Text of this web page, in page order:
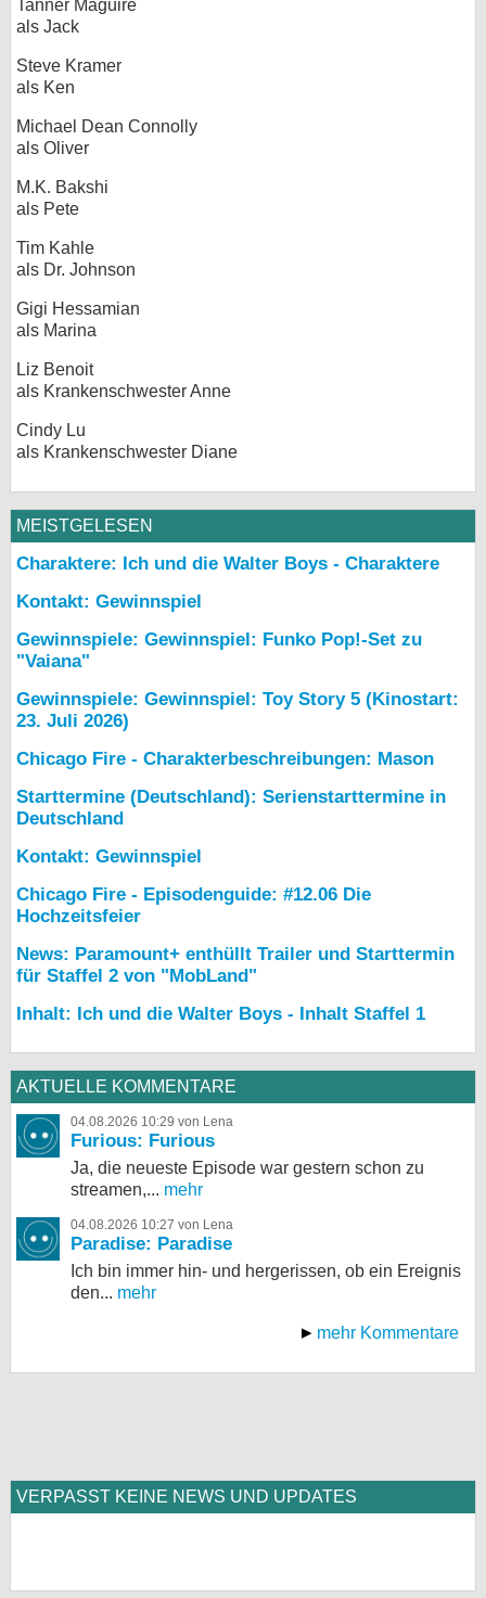
Tanner Maguire
als Jack
Steve Kramer
als Ken
Michael Dean Connolly
als Oliver
M.K. Bakshi
als Pete
Tim Kahle
als Dr. Johnson
Gigi Hessamian
als Marina
Liz Benoit
als Krankenschwester Anne
Cindy Lu
als Krankenschwester Diane
MEISTGELESEN
Charaktere: Ich und die Walter Boys - Charaktere
Kontakt: Gewinnspiel
Gewinnspiele: Gewinnspiel: Funko Pop!-Set zu
"Vaiana"
Gewinnspiele: Gewinnspiel: Toy Story 5 (Kinostart:
23. Juli 2026)
Chicago Fire - Charakterbeschreibungen: Mason
Starttermine (Deutschland): Serienstarttermine in
Deutschland
Kontakt: Gewinnspiel
Chicago Fire - Episodenguide: #12.06 Die
Hochzeitsfeier
News: Paramount+ enthüllt Trailer und Starttermin
für Staffel 2 von "MobLand"
Inhalt: Ich und die Walter Boys - Inhalt Staffel 1
AKTUELLE KOMMENTARE
04.08.2026 10:29 von Lena
Furious: Furious
Ja, die neueste Episode war gestern schon zu
streamen,... mehr
04.08.2026 10:27 von Lena
Paradise: Paradise
Ich bin immer hin- und hergerissen, ob ein Ereignis
den... mehr
mehr Kommentare
VERPASST KEINE NEWS UND UPDATES